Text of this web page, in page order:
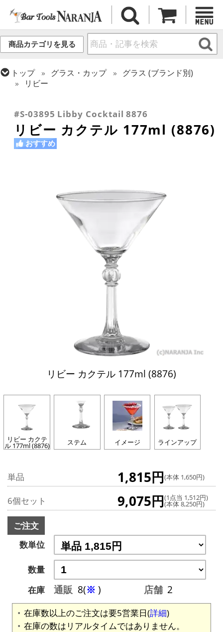
商品カテゴリを見る
トップ グラス・カップ
グラス (ブランド別)
リビー
カクテルグラス (全サイズ)
#S-03895 Libby Cocktail 8876
リビー カクテル 177ml (8876)
おすすめ
リビー カクテル 177ml (8876)
リビー カクテ
ル 177ml (8876) ステム イメージ ラインアップ
単品 1,815円(本体 1,650円)
6個セット 9,075円(1点当 1,512円)
(本体 8,250円)
ご注文
数単位
数量
在庫
通販 8(※ ) 店舗 2
在庫数以上のご注文は要5営業日(詳細)
在庫の数はリアルタイムではありません。